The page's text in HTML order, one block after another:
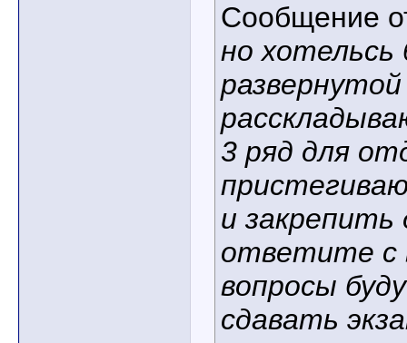
Сообщение
но хотельсь
3 ряд для
и закрепить
ответите с
вопросы
сдавать